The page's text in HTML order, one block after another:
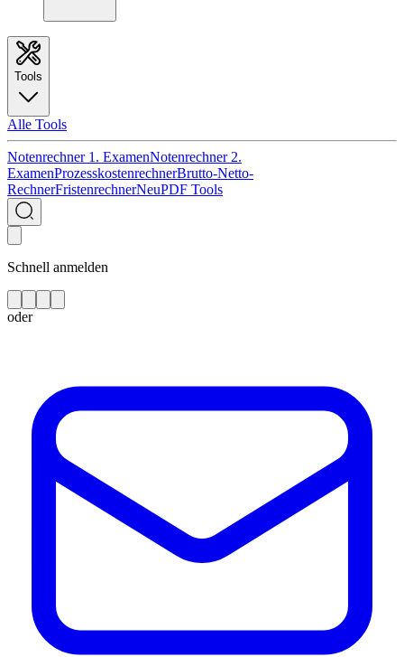
Tools
Alle Tools
Notenrechner 1. ExamenNotenrechner 2.
ExamenProzesskostenrechnerBrutto-Netto-
RechnerFristenrechnerNeuPDF Tools
Schnell anmelden
oder